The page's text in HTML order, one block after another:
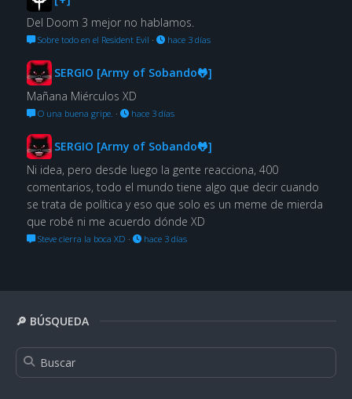
🔎 BÚSQUEDA
Del Doom 3 mejor no hablamos.
Sobre todo en el Resident Evil · hace 3 días
SERGIO [Army of Sobando🐸]
Mañana Miérculos XD
O una buena gripe. · hace 3 días
SERGIO [Army of Sobando🐸]
Ni idea, pero desde luego la gente reacciona, 400
comentarios, todo el mundo tiene algo que decir cuando
se trata de política y eso que solo es un meme de mierda
que robé ni me acuerdo dónde XD
Steve cierra la boca XD · hace 3 días